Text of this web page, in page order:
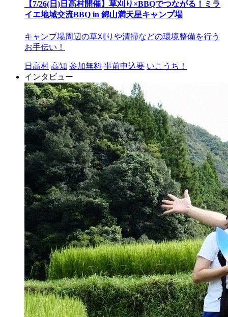
【7/26(日)日高村開催】草刈り×BBQでつながる！ミラ
イエ地域交流BBQ in 錦山満天星キャンプ場
キャンプ場周辺の草刈りや清掃などの環境整備を行う
お手伝い！
日高村 高知 参加無料 事前申込要 いこうち！
インタビュー